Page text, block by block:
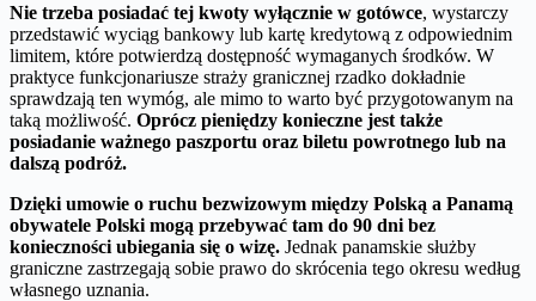
Nie trzeba posiadać tej kwoty wyłącznie w gotówce, wystarczy
przedstawić wyciąg bankowy lub kartę kredytową z odpowiednim
limitem, które potwierdzą dostępność wymaganych środków. W
praktyce funkcjonariusze straży granicznej rzadko dokładnie
sprawdzają ten wymóg, ale mimo to warto być przygotowanym na
taką możliwość. Oprócz pieniędzy konieczne jest także
posiadanie ważnego paszportu oraz biletu powrotnego lub na
dalszą podróż.
Dzięki umowie o ruchu bezwizowym między Polską a Panamą
obywatele Polski mogą przebywać tam do 90 dni bez
konieczności ubiegania się o wizę. Jednak panamskie służby
graniczne zastrzegają sobie prawo do skrócenia tego okresu według
własnego uznania.